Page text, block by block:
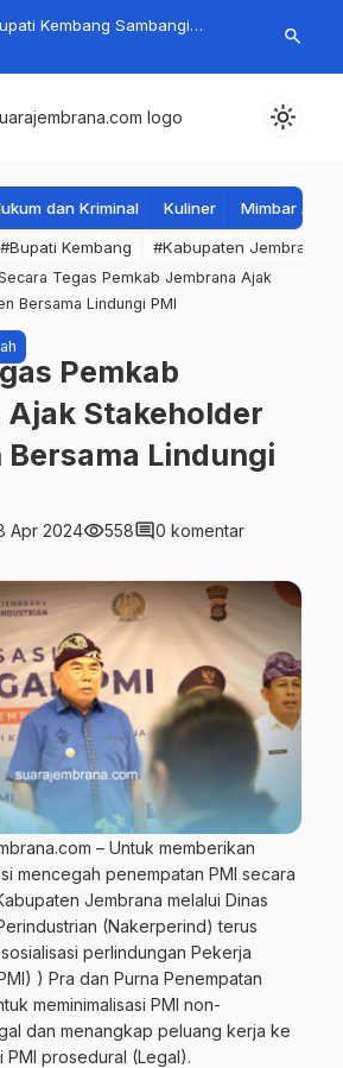
Gabungan Basarnas Sisir
Pantai Pengambengan
Pasar
Tembus
search
light_mode
dan Kriminal Kuliner Mimbar
#Bupati Kembang #Kabupaten Jembrana
Tegas Pemkab Jembrana Ajak
Bersama Lindungi PMI
Pemkab
Ajak Stakeholder
Bersama Lindungi
Apr 2024visibility558comment0 komentar
– Untuk memberikan
mencegah penempatan PMI secara
Jembrana melalui Dinas
(Nakerperind) terus
perlindungan Pekerja
) Pra dan Purna Penempatan
meminimalisasi PMI non-
dan menangkap peluang kerja ke
prosedural (Legal).